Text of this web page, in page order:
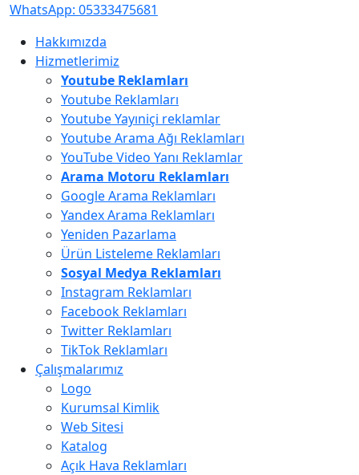
WhatsApp: 05333475681
Hakkımızda
Hizmetlerimiz
Youtube Reklamları
Youtube Reklamları
Youtube Yayıniçi reklamlar
Youtube Arama Ağı Reklamları
YouTube Video Yanı Reklamlar
Arama Motoru Reklamları
Google Arama Reklamları
Yandex Arama Reklamları
Yeniden Pazarlama
Ürün Listeleme Reklamları
Sosyal Medya Reklamları
Instagram Reklamları
Facebook Reklamları
Twitter Reklamları
TikTok Reklamları
Çalışmalarımız
Logo
Kurumsal Kimlik
Web Sitesi
Katalog
Açık Hava Reklamları